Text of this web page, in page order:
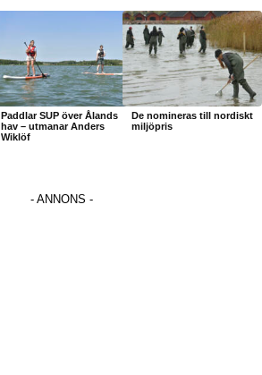
Paddlar SUP över Ålands
hav – utmanar Anders
Wiklöf
De nomineras till nordiskt
miljöpris